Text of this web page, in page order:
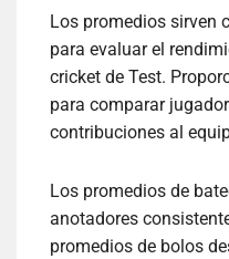
Los promedios sirven
para evaluar el
cricket de Test.
para comparar
contribuciones al
Los promedios de
anotadores
promedios de bolos